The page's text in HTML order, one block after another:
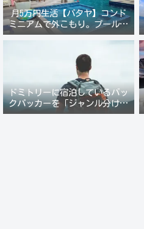
月5万円生活【パタヤ】コンド
ミニアムで外こもり。プール付
き新築コンドでステーキ&ウオ
ドミトリーに宿泊しているバッ
クパッカーを「ジャンル分けし
て人間観察」が楽しい。